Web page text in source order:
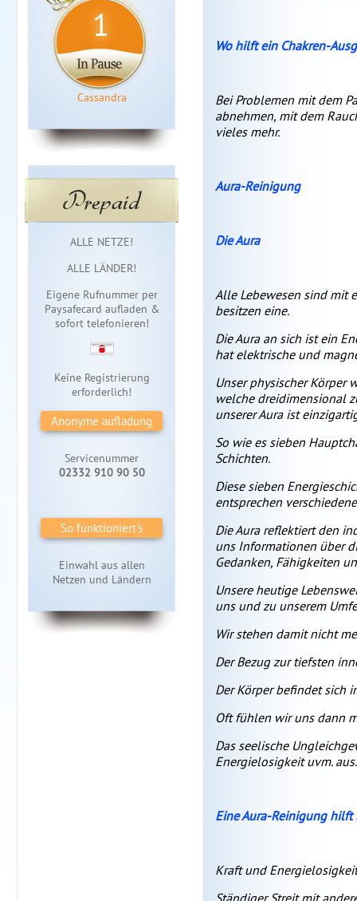
1
Cassandra
Prepaid
Sofortzugang
ALLE NETZE!
ALLE LÄNDER!
Eigene Rufnummer per
Paysafecard aufladen &
sofort telefonieren!
Keine Registrierung
erforderlich!
Anonyme aufladung
Servicenummer
02332 910 90 50
So funktioniert's
Einwahl aus allen
Netzen und Ländern
Wo hilft ein Chakren-
Bei Problemen mit dem
abnehmen, mit dem
vieles mehr.
Aura-Reinigung
Die Aura
Alle Lebewesen sind mit
besitzen eine.
Die Aura an sich ist ein
hat elektrische und
Unser physischer Körper
welche dreidimensional
unserer Aura ist
So wie es sieben
Schichten.
Diese sieben
entsprechen
Die Aura reflektiert den
uns Informationen über
Gedanken, Fähigkeiten
Unsere heutige
uns und zu unserem
Wir stehen damit nicht
Der Bezug zur tiefsten
Der Körper befindet sich
Oft fühlen wir uns dann
Das seelische
Energielosigkeit uvm. aus.
Eine Aura-Reinigung hilft
Kraft und Energielosigkeit
Ständiger Streit mit